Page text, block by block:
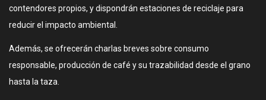
contendores propios, y dispondrán estaciones de reciclaje para
reducir el impacto ambiental.
Además, se ofrecerán charlas breves sobre consumo
responsable, producción de café y su trazabilidad desde el grano
hasta la taza.